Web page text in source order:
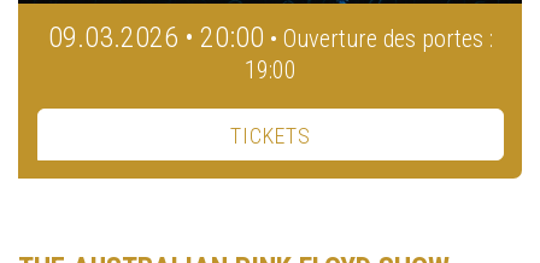
09.03.2026 • 20:00 • Ouverture des portes :
19:00
TICKETS